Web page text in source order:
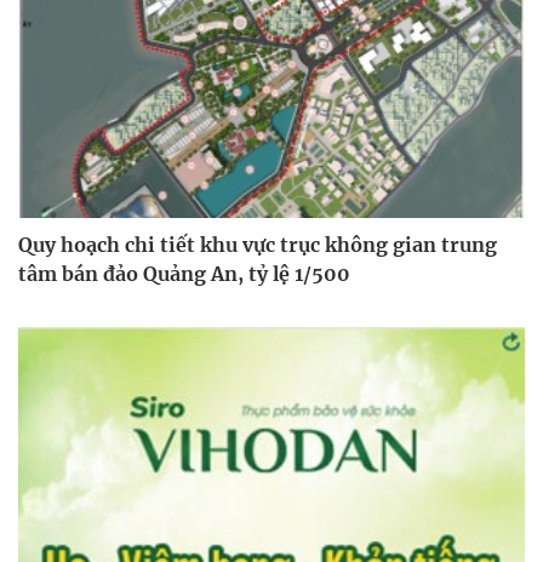
Quy hoạch chi tiết khu vực trục không gian trung
tâm bán đảo Quảng An, tỷ lệ 1/500